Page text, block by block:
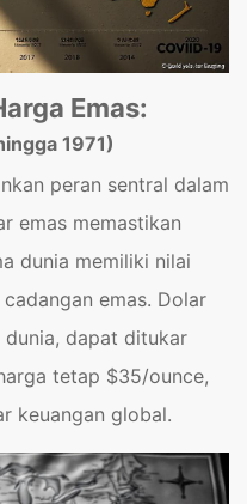
Emas:
1971)
peran sentral dalam
emas memastikan
dunia memiliki nilai
emas. Dolar
dunia, dapat ditukar
tetap $35/ounce,
keuangan global.